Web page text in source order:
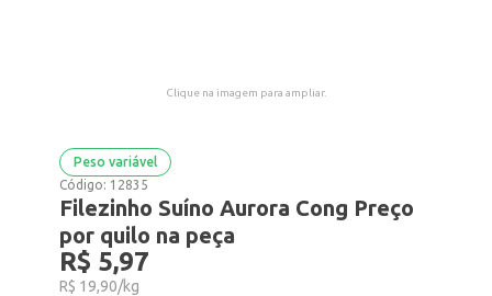
Clique na imagem para ampliar.
Peso variável
Código: 12835
Filezinho Suíno Aurora Cong Preço
por quilo na peça
R$ 5,97
R$ 19,90/kg